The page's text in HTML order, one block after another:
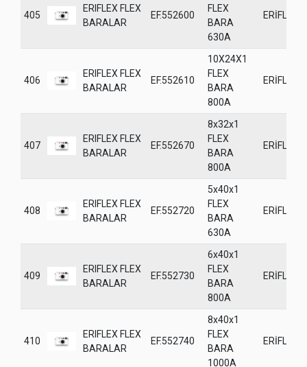
405
ERIFLEX FLEX
BARALAR
EF.552600
FLEX
BARA
630A
ERİFLEX
406
ERIFLEX FLEX
BARALAR
EF.552610
10X24X1
FLEX
BARA
800A
ERİFLEX
407
ERIFLEX FLEX
BARALAR
EF.552670
8x32x1
FLEX
BARA
800A
ERİFLEX
408
ERIFLEX FLEX
BARALAR
EF.552720
5x40x1
FLEX
BARA
630A
ERİFLEX
409
ERIFLEX FLEX
BARALAR
EF.552730
6x40x1
FLEX
BARA
800A
ERİFLEX
410
ERIFLEX FLEX
BARALAR
EF.552740
8x40x1
FLEX
BARA
1000A
ERİFLEX